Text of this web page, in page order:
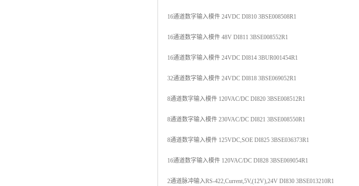
16通道数字输入模件 24VDC DI810 3BSE008508R1
16通道数字输入模件 48V DI811 3BSE008552R1
16通道数字输入模件 24VDC DI814 3BUR001454R1
32通道数字输入模件 24VDC DI818 3BSE069052R1
8通道数字输入模件 120VAC/DC DI820 3BSE008512R1
8通道数字输入模件 230VAC/DC DI821 3BSE008550R1
8通道数字输入模件 125VDC,SOE DI825 3BSE036373R1
16通道数字输入模件 120VAC/DC DI828 3BSE069054R1
2通道脉冲输入RS-422,Current,5V,(12V),24V DI830 3BSE013210R1